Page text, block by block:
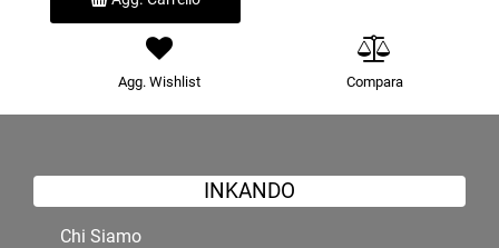
Agg. Wishlist Compara
INKANDO
Chi Siamo